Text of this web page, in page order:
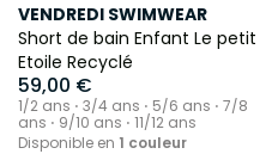
VENDREDI SWIMWEAR
Short de bain Enfant Le petit
Etoile Recyclé
59,00 €
1/2 ans ⋅ 3/4 ans ⋅ 5/6 ans ⋅ 7/8
ans ⋅ 9/10 ans ⋅ 11/12 ans
Disponible en 1 couleur